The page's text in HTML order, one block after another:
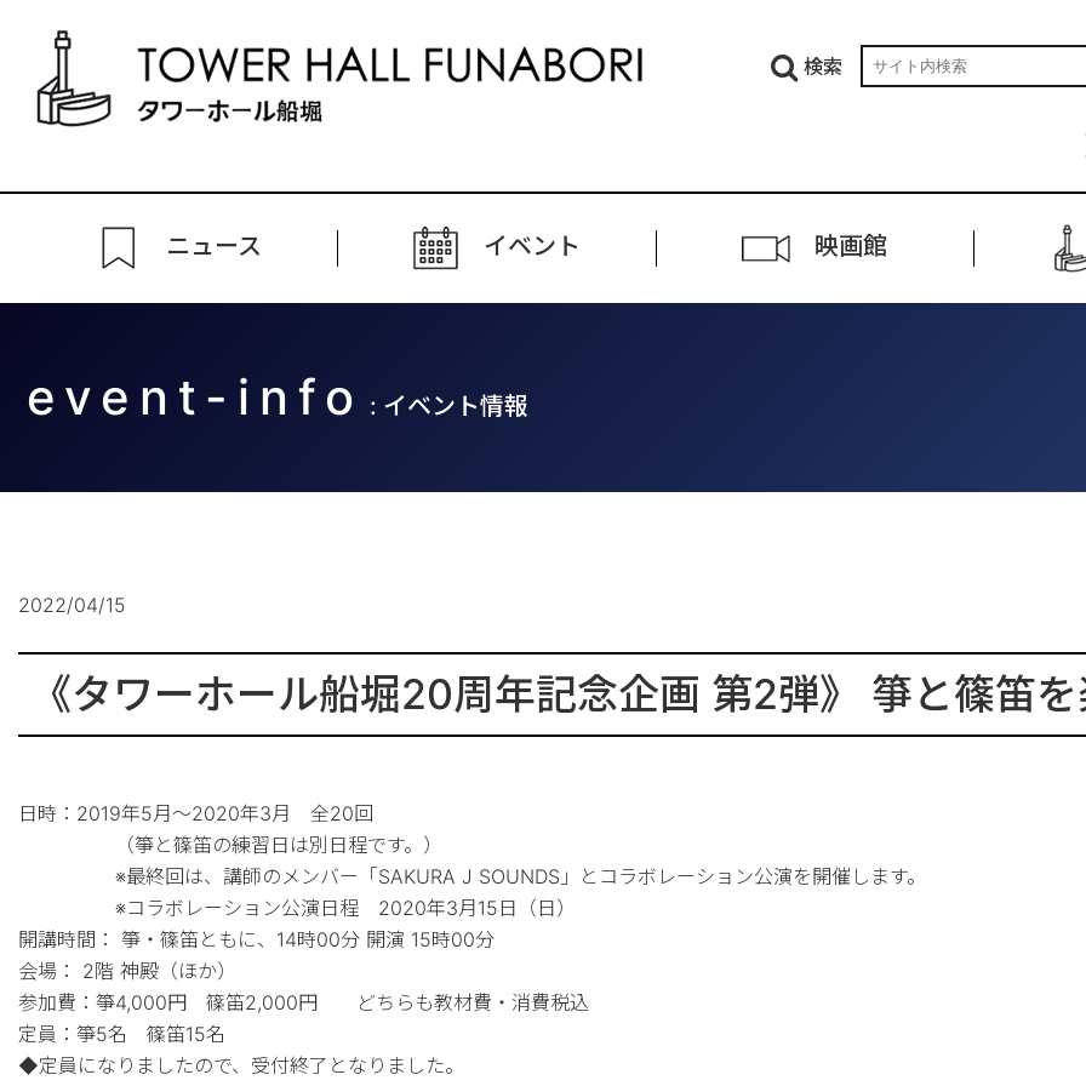
検索
ニュース イベント 映画館
event-info : イベント情報
2022/04/15
《タワーホール船堀20周年記念企画 第2弾》 箏と篠笛
日時：2019年5月～2020年3月 全20回
（箏と篠笛の練習日は別日程です。）
※最終回は、講師のメンバー「SAKURA J SOUNDS」とコラボレーション公演を開催します。
※コラボレーション公演日程 2020年3月15日（日）
開講時間： 箏・篠笛ともに、14時00分 開演 15時00分
会場： 2階 神殿（ほか）
参加費：箏4,000円 篠笛2,000円 どちらも教材費・消費税込
定員：箏5名 篠笛15名
◆定員になりましたので、受付終了となりました。